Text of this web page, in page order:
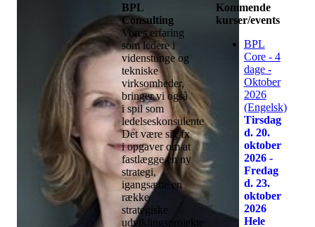
BPL
Consulting
Vores erfaring
som ledere i
videnstunge og
tekniske
virksomheder,
bringer vi også
i spil som
ledelseskonsulenter.
Det være sig fx
i opgaver om at
fastlægge en ny
strategi,
igangsætte en
række
strategiske
udviklingsprojekter
Kommende
kurser/events
BPL
Core - 4
dage -
Oktober
2026
(Engelsk)
Tirsdag
d. 20.
oktober
2026 -
Fredag
d. 23.
oktober
2026
Hele